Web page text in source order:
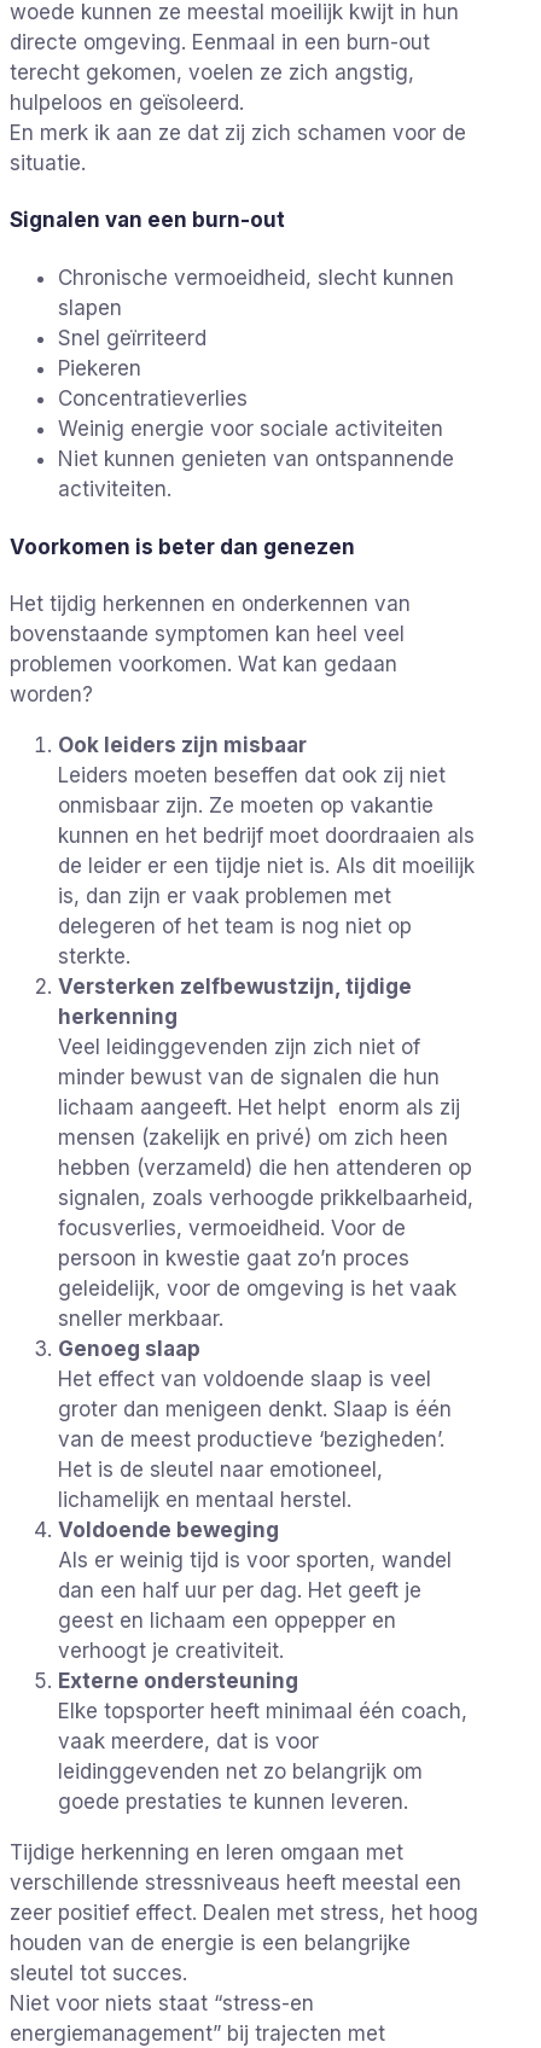
woede kunnen ze meestal moeilijk kwijt in hun
directe omgeving. Eenmaal in een burn-out
terecht gekomen, voelen ze zich angstig,
hulpeloos en geïsoleerd.
En merk ik aan ze dat zij zich schamen voor de
situatie.
Signalen van een burn-out
Chronische vermoeidheid, slecht kunnen
slapen
Snel geïrriteerd
Piekeren
Concentratieverlies
Weinig energie voor sociale activiteiten
Niet kunnen genieten van ontspannende
activiteiten.
Voorkomen is beter dan genezen
Het tijdig herkennen en onderkennen van
bovenstaande symptomen kan heel veel
problemen voorkomen. Wat kan gedaan
worden?
Ook leiders zijn misbaar
Leiders moeten beseffen dat ook zij niet
onmisbaar zijn. Ze moeten op vakantie
kunnen en het bedrijf moet doordraaien als
de leider er een tijdje niet is. Als dit moeilijk
is, dan zijn er vaak problemen met
delegeren of het team is nog niet op
sterkte.
Versterken zelfbewustzijn, tijdige
herkenning
Veel leidinggevenden zijn zich niet of
minder bewust van de signalen die hun
lichaam aangeeft. Het helpt enorm als zij
mensen (zakelijk en privé) om zich heen
hebben (verzameld) die hen attenderen op
signalen, zoals verhoogde prikkelbaarheid,
focusverlies, vermoeidheid. Voor de
persoon in kwestie gaat zo’n proces
geleidelijk, voor de omgeving is het vaak
sneller merkbaar.
Genoeg slaap
Het effect van voldoende slaap is veel
groter dan menigeen denkt. Slaap is één
van de meest productieve ‘bezigheden’.
Het is de sleutel naar emotioneel,
lichamelijk en mentaal herstel.
Voldoende beweging
Als er weinig tijd is voor sporten, wandel
dan een half uur per dag. Het geeft je
geest en lichaam een oppepper en
verhoogt je creativiteit.
Externe ondersteuning
Elke topsporter heeft minimaal één coach,
vaak meerdere, dat is voor
leidinggevenden net zo belangrijk om
goede prestaties te kunnen leveren.
Tijdige herkenning en leren omgaan met
verschillende stressniveaus heeft meestal een
zeer positief effect. Dealen met stress, het hoog
houden van de energie is een belangrijke
sleutel tot succes.
Niet voor niets staat “stress-en
energiemanagement” bij trajecten met